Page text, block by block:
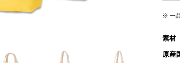
※ 一
素材
原産